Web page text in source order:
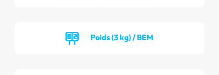
Poids (3 kg) / BEM